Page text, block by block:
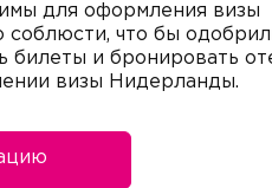
для оформления визы
соблюсти, что бы
билеты и бронировать
визы Нидерланды.